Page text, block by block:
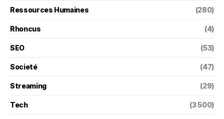
Ressources Humaines (280)
Rhoncus (4)
SEO (53)
Societé (47)
Streaming (29)
Tech (3 500)